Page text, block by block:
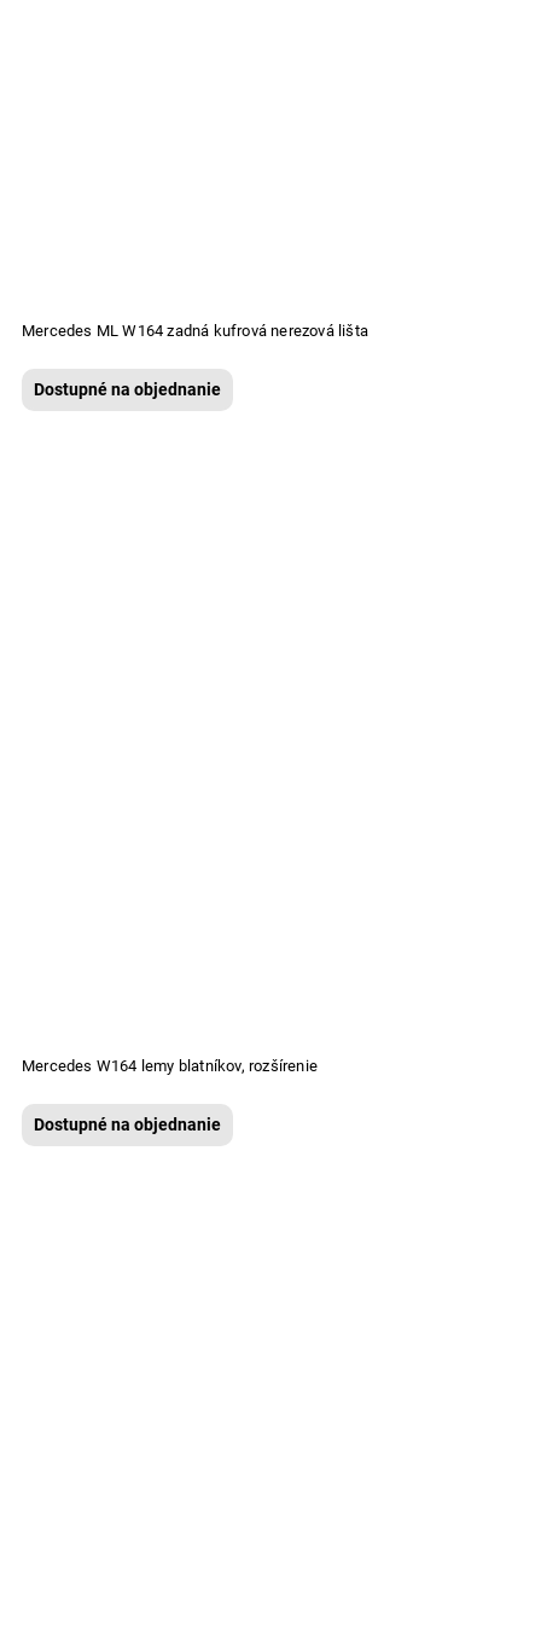
Mercedes ML W164 zadná kufrová nerezová lišta
Dostupné na objednanie
Mercedes W164 lemy blatníkov, rozšírenie
Dostupné na objednanie